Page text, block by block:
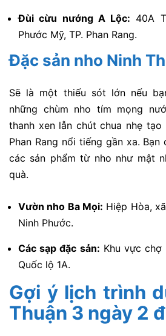
Đùi cừu nướng A Lộc: 40A
Phước Mỹ, TP. Phan Rang.
Đặc sản nho Ninh
Sẽ là một thiếu sót lớn nếu
những chùm nho tím mọng
thanh xen lẫn chút chua nhẹ tạo
Phan Rang nổi tiếng gần xa. Bạn
các sản phẩm từ nho như mật
quà.
Vườn nho Ba Mọi: Hiệp Hòa,
Ninh Phước.
Các sạp đặc sản: Khu vực chợ
Quốc lộ 1A.
Gợi ý lịch trình
Thuận 3 ngày 2